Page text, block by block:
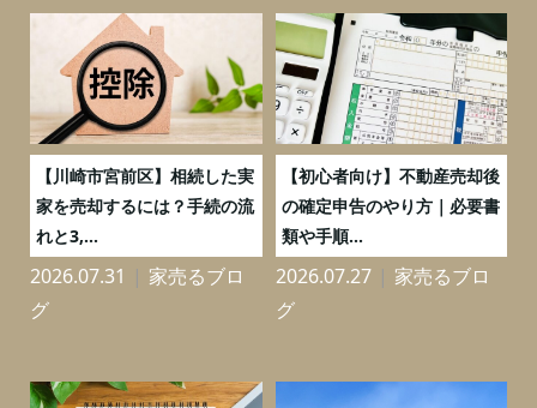
【川崎市宮前区】相続した実
家を売却するには？手続の流
れと3,...
2026.07.31
家売るブロ
グ
【初心者向け】不動産売却後
の確定申告のやり方｜必要書
類や手順...
2026.07.27
家売るブロ
グ